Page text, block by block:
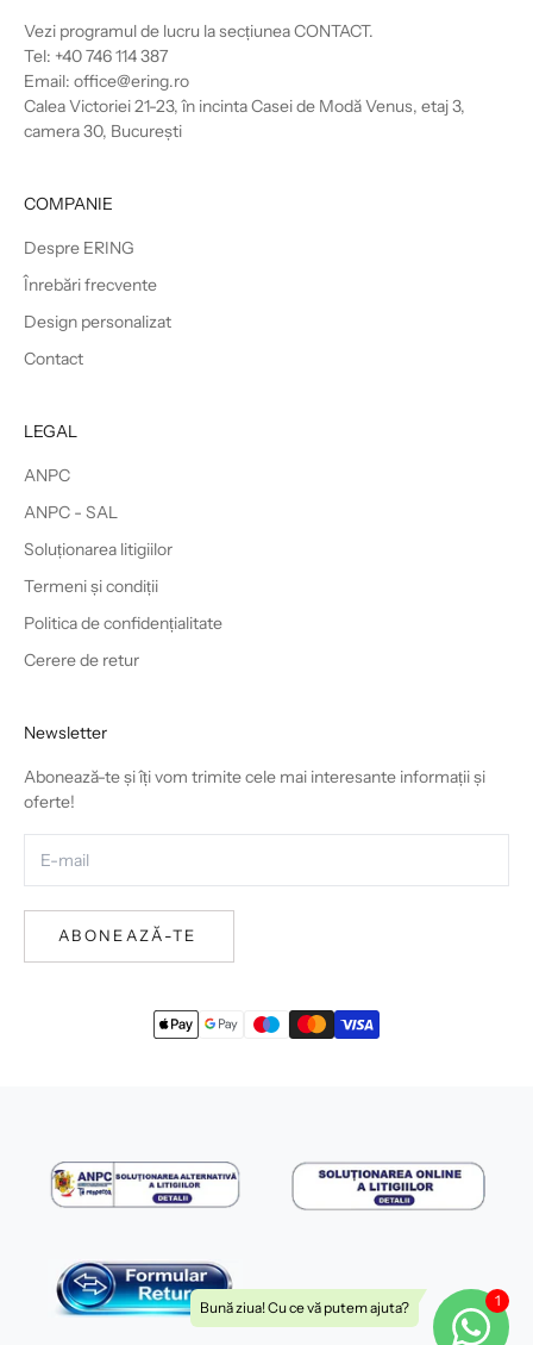
Vezi programul de lucru la secțiuneaCONTACT.
Tel: +40 746 114 387
Email: office@ering.ro
Calea Victoriei 21-23, în incinta Casei de Modă Venus, etaj 3,
camera 30, București
COMPANIE
Despre ERING
Înrebări frecvente
Design personalizat
Contact
LEGAL
ANPC
ANPC - SAL
Soluționarea litigiilor
Termeni și condiții
Politica de confidențialitate
Cerere de retur
Newsletter
Abonează-te și îți vom trimite cele mai interesante informații și
oferte!
ABONEAZĂ-TE